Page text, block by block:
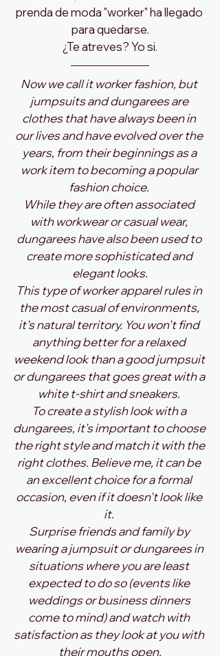
prenda de moda "worker" ha llegado
para quedarse.
¿Te atreves? Yo si.
Now we call it worker fashion, but
jumpsuits and dungarees are
clothes that have always been in
our lives and have evolved over the
years, from their beginnings as a
work item to becoming a popular
fashion choice.
While they are often associated
with workwear or casual wear,
dungarees have also been used to
create more sophisticated and
elegant looks.
This type of worker apparel rules in
the most casual of environments,
it's natural territory. You won't find
anything better for a relaxed
weekend look than a good jumpsuit
or dungarees that goes great with a
white t-shirt and sneakers.
To create a stylish look with a
dungarees, it's important to choose
the right style and match it with the
right clothes. Believe me, it can be
an excellent choice for a formal
occasion, even if it doesn't look like
it.
Surprise friends and family by
wearing a jumpsuit or dungarees in
situations where you are least
expected to do so (events like
weddings or business dinners
come to mind) and watch with
satisfaction as they look at you with
their mouths open.